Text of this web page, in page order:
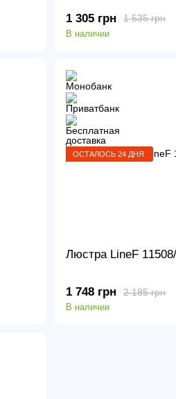
1 535 грн
1 305 грн
В наличии
ОСТАЛОСЬ 24 ДНЯ
Люстра LineF
2 185 грн
1 748 грн
В наличии